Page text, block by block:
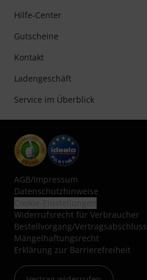
Hilfe-Center
Gutscheine
Kontakt
Ladengeschäft
Service im Überblick
AGB/Impressum
Datenschutzhinweise
Widerrufsrecht für Verbraucher
Bestellvorgang/Vertragsabschluss
Mängelhaftungsrecht
Erklärung zur Barrierefreiheit